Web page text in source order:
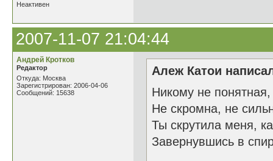
Неактивен
2007-11-07 21:04:44
Андрей Кротков
Редактор
Откуда: Москва
Зарегистрирован: 2006-04-06
Сообщений: 15638
Алеж Катои
Никому не
Не скромна, не
Ты скрутила меня,
Завернувшись в